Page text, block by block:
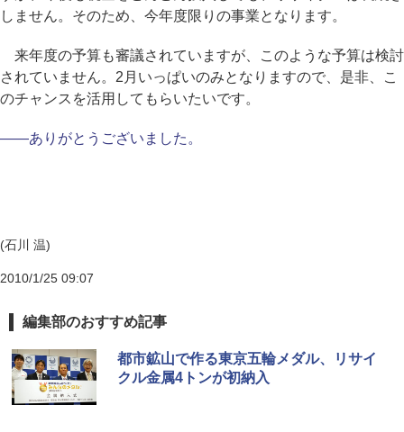
しません。そのため、今年度限りの事業となります。
来年度の予算も審議されていますが、このような予算は検討
されていません。2月いっぱいのみとなりますので、是非、こ
のチャンスを活用してもらいたいです。
――ありがとうございました。
(石川 温)
2010/1/25 09:07
編集部のおすすめ記事
都市鉱山で作る東京五輪メダル、リサイ
クル金属4トンが初納入